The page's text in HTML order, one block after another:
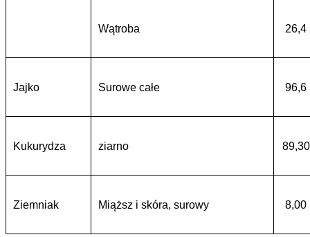
Wątroba 26,4
Jajko Surowe całe 96,6
Kukurydza ziarno 89,30
Ziemniak Miąższ i skóra, surowy 8,00